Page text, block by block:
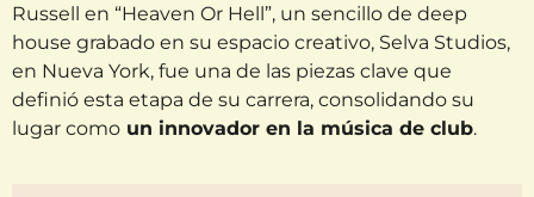
Russell en “Heaven Or Hell”, un sencillo de deep
house grabado en su espacio creativo, Selva Studios,
en Nueva York, fue una de las piezas clave que
definió esta etapa de su carrera, consolidando su
lugar como un innovador en la música de club.